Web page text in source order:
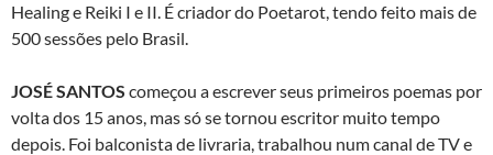
Healing e Reiki I e II. É criador do Poetarot, tendo feito mais de
500 sessões pelo Brasil.
JOSÉ SANTOS começou a escrever seus primeiros poemas por
volta dos 15 anos, mas só se tornou escritor muito tempo
depois. Foi balconista de livraria, trabalhou num canal de TV e